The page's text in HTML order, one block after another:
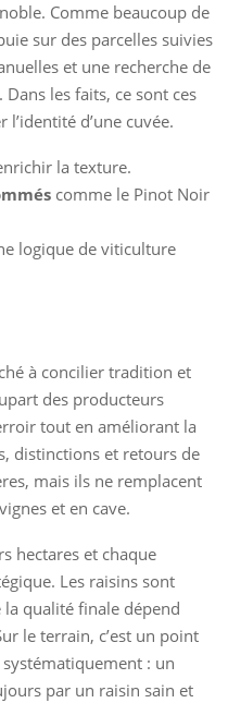
Comme beaucoup de
sur des parcelles suivies
et une recherche de
Dans les faits, ce sont ces
d’une cuvée.
la texture.
comme le Pinot Noir
logique de viticulture
à concilier tradition et
des producteurs
tout en améliorant la
distinctions et retours de
mais ils ne remplacent
et en cave.
hectares et chaque
Les raisins sont
la qualité finale dépend
le terrain, c’est un point
: un
par un raisin sain et